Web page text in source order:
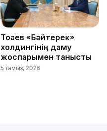
Тоқаев «Бәйтерек»
холдингінің даму
жоспарымен танысты
5 тамыз, 2026